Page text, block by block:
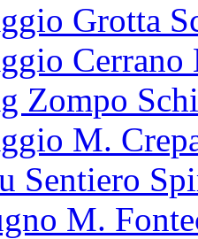
Grotta
Zompo
M.
Sentiero
M.